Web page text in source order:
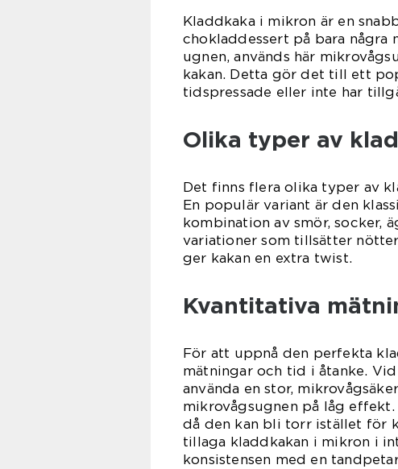
Kladdkaka i mikron är en
chokladdessert på bara några
ugnen, används här
kakan. Detta gör det till ett
tidspressade eller inte har
Olika typer av
Det finns flera olika typer av
En populär variant är den
kombination av smör, socker,
variationer som tillsätter
ger kakan en extra twist.
Kvantitativa
För att uppnå den perfekta
mätningar och tid i åtanke.
använda en stor,
mikrovågsugnen på låg
då den kan bli torr istället för
tillaga kladdkakan i mikron i
konsistensen med en